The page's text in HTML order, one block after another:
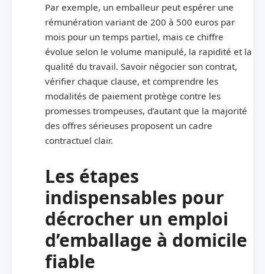
Par exemple, un emballeur peut espérer une
rémunération variant de 200 à 500 euros par
mois pour un temps partiel, mais ce chiffre
évolue selon le volume manipulé, la rapidité et la
qualité du travail. Savoir négocier son contrat,
vérifier chaque clause, et comprendre les
modalités de paiement protège contre les
promesses trompeuses, d’autant que la majorité
des offres sérieuses proposent un cadre
contractuel clair.
Les étapes
indispensables pour
décrocher un emploi
d’emballage à domicile
fiable